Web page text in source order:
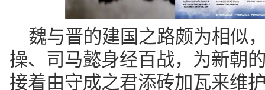
魏与晋的建国之路颇为相似
操、司马懿身经百战，为新朝
接着由守成之君添砖加瓦来维